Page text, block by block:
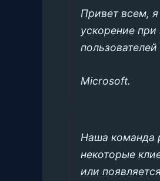
Привет всем,
ускорение при
пользователей
Microsoft.
Наша команда
некоторые
или